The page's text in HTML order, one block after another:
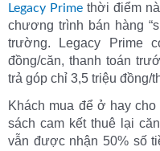
Legacy Prime thời điểm
chương trình bán hàng
trường. Legacy Prime
đồng/căn, thanh toán
trả góp chỉ 3,5 triệu đồng/
Khách mua để ở hay
sách cam kết thuê lại
vẫn được nhận 50% số